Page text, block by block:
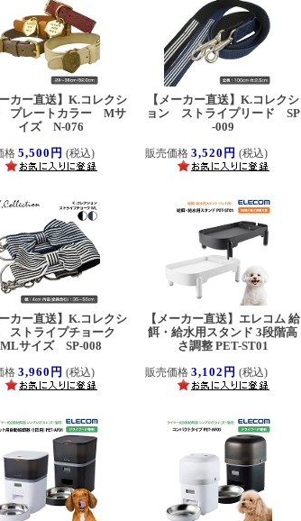
ーカー直送】K.コレクシ
プレートカラー Mサ
イズ N-076
格 5,500円 (税込)
【メーカー直送】K.コレクシ
ョン ストライプリード SP
-009
販売価格 3,520円 (税込)
ーカー直送】K.コレクシ
ストライプチョーク
MLサイズ SP-008
格 3,960円 (税込)
【メーカー直送】エレコム 給
餌・給水用スタンド 3段階高
さ調整 PET-ST01
販売価格 3,102円 (税込)